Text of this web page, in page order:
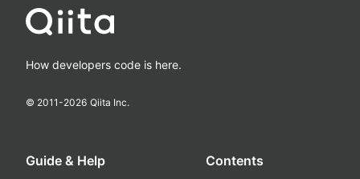
How developers code is here.
© 2011-2026 Qiita Inc.
Guide & Help Contents